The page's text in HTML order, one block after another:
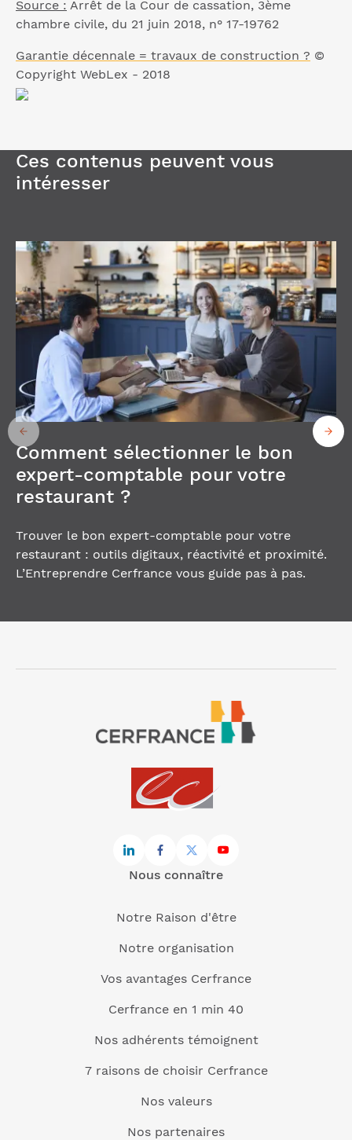
Source : Arrêt de la Cour de cassation, 3ème
chambre civile, du 21 juin 2018, n° 17-19762
Garantie décennale = travaux de construction ? ©
Copyright WebLex - 2018
Ces contenus peuvent vous
intéresser
Comment sélectionner le bon
expert-comptable pour votre
restaurant ?
Trouver le bon expert-comptable pour votre
restaurant : outils digitaux, réactivité et proximité.
L’Entreprendre Cerfrance vous guide pas à pas.
Nous connaître
Notre Raison d'être
Notre organisation
Vos avantages Cerfrance
Cerfrance en 1 min 40
Nos adhérents témoignent
7 raisons de choisir Cerfrance
Nos valeurs
Nos partenaires